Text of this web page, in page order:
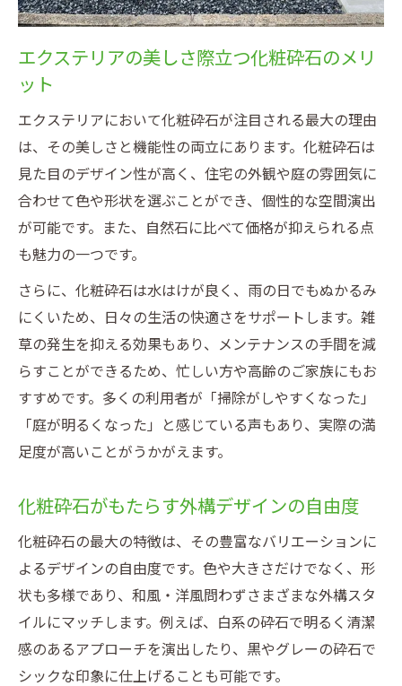
エクステリアの美しさ際立つ化粧砕石のメリ
ット
エクステリアにおいて化粧砕石が注目される最大の理由
は、その美しさと機能性の両立にあります。化粧砕石は
見た目のデザイン性が高く、住宅の外観や庭の雰囲気に
合わせて色や形状を選ぶことができ、個性的な空間演出
が可能です。また、自然石に比べて価格が抑えられる点
も魅力の一つです。
さらに、化粧砕石は水はけが良く、雨の日でもぬかるみ
にくいため、日々の生活の快適さをサポートします。雑
草の発生を抑える効果もあり、メンテナンスの手間を減
らすことができるため、忙しい方や高齢のご家族にもお
すすめです。多くの利用者が「掃除がしやすくなった」
「庭が明るくなった」と感じている声もあり、実際の満
足度が高いことがうかがえます。
化粧砕石がもたらす外構デザインの自由度
化粧砕石の最大の特徴は、その豊富なバリエーションに
よるデザインの自由度です。色や大きさだけでなく、形
状も多様であり、和風・洋風問わずさまざまな外構スタ
イルにマッチします。例えば、白系の砕石で明るく清潔
感のあるアプローチを演出したり、黒やグレーの砕石で
シックな印象に仕上げることも可能です。